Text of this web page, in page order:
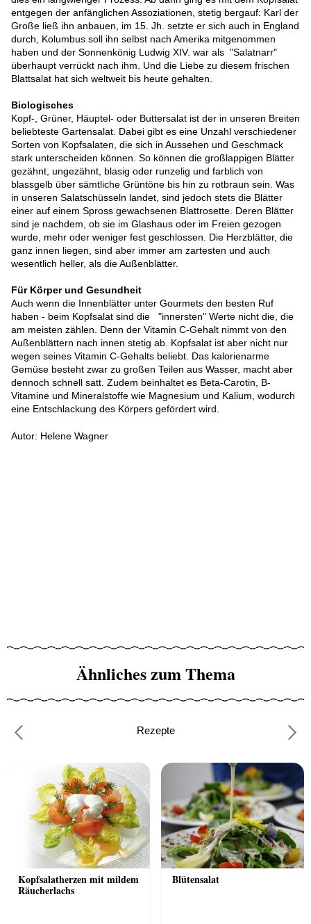
entgegen der anfänglichen Assoziationen, stetig bergauf: Karl der
Große ließ ihn anbauen, im 15. Jh. setzte er sich auch in England
durch, Kolumbus soll ihn selbst nach Amerika mitgenommen
haben und der Sonnenkönig Ludwig XIV. war als "Salatnarr"
überhaupt verrückt nach ihm. Und die Liebe zu diesem frischen
Blattsalat hat sich weltweit bis heute gehalten.
Biologisches
Kopf-, Grüner, Häuptel- oder Buttersalat ist der in unseren Breiten
beliebteste Gartensalat. Dabei gibt es eine Unzahl verschiedener
Sorten von Kopfsalaten, die sich in Aussehen und Geschmack
stark unterscheiden können. So können die großlappigen Blätter
gezähnt, ungezähnt, blasig oder runzelig und farblich von
blassgelb über sämtliche Grüntöne bis hin zu rotbraun sein. Was
in unseren Salatschüsseln landet, sind jedoch stets die Blätter
einer auf einem Spross gewachsenen Blattrosette. Deren Blätter
sind je nachdem, ob sie im Glashaus oder im Freien gezogen
wurde, mehr oder weniger fest geschlossen. Die Herzblätter, die
ganz innen liegen, sind aber immer am zartesten und auch
wesentlich heller, als die Außenblätter.
Für Körper und Gesundheit
Auch wenn die Innenblätter unter Gourmets den besten Ruf
haben - beim Kopfsalat sind die "innersten" Werte nicht die, die
am meisten zählen. Denn der Vitamin C-Gehalt nimmt von den
Außenblättern nach innen stetig ab. Kopfsalat ist aber nicht nur
wegen seines Vitamin C-Gehalts beliebt. Das kalorienarme
Gemüse besteht zwar zu großen Teilen aus Wasser, macht aber
dennoch schnell satt. Zudem beinhaltet es Beta-Carotin, B-
Vitamine und Mineralstoffe wie Magnesium und Kalium, wodurch
eine Entschlackung des Körpers gefördert wird.
Autor: Helene Wagner
Ähnliches zum Thema
Rezepte
Kopfsalatherzen mit mildem
Räucherlachs
Blütensalat